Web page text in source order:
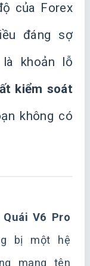
của Forex
đáng sợ
khoản lỗ
kiểm soát
không có
V6 Pro
bị một hệ
mang tên